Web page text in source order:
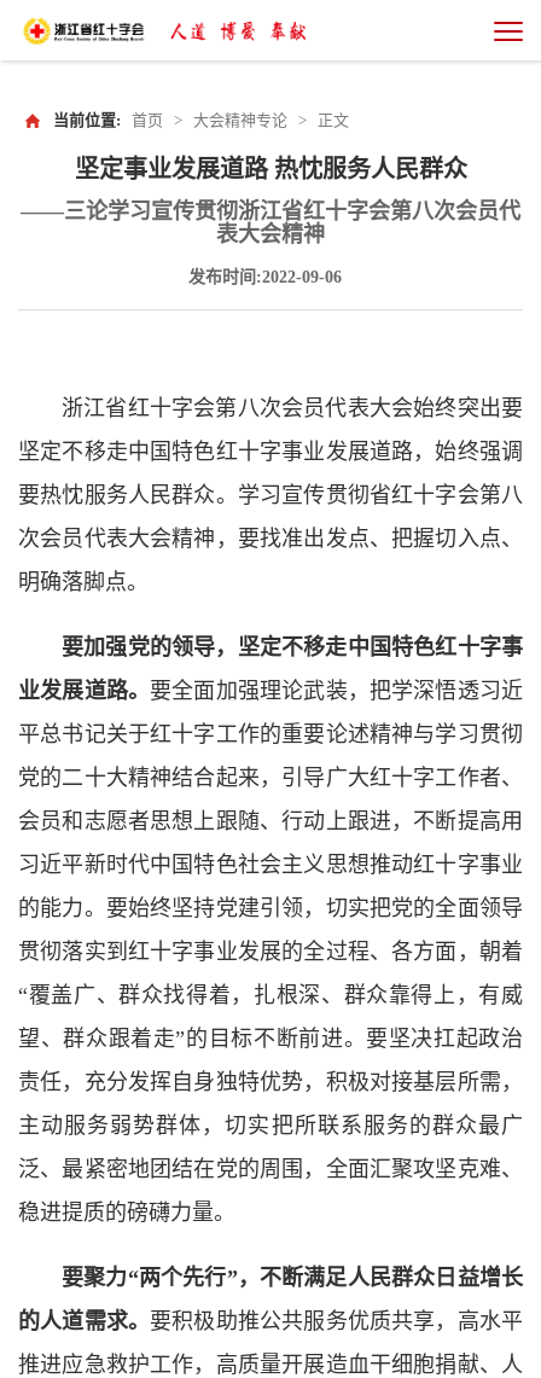
当前位置: 首页 > 大会精神专论 > 正文
坚定事业发展道路 热忱服务人民群众
——三论学习宣传贯彻浙江省红十字会第八次会员代
表大会精神
发布时间:2022-09-06
浙江省红十字会第八次会员代表大会始终突出要
坚定不移走中国特色红十字事业发展道路，始终强调
要热忱服务人民群众。学习宣传贯彻省红十字会第八
次会员代表大会精神，要找准出发点、把握切入点、
明确落脚点。
要加强党的领导，坚定不移走中国特色红十字事
业发展道路。 要全面加强理论武装，把学深悟透习近
平总书记关于红十字工作的重要论述精神与学习贯彻
党的二十大精神结合起来，引导广大红十字工作者、
会员和志愿者思想上跟随、行动上跟进，不断提高用
习近平新时代中国特色社会主义思想推动红十字事业
的能力。要始终坚持党建引领，切实把党的全面领导
贯彻落实到红十字事业发展的全过程、各方面，朝着
“覆盖广、群众找得着，扎根深、群众靠得上，有威
望、群众跟着走”的目标不断前进。要坚决扛起政治
责任，充分发挥自身独特优势，积极对接基层所需，
主动服务弱势群体，切实把所联系服务的群众最广
泛、最紧密地团结在党的周围，全面汇聚攻坚克难、
稳进提质的磅礴力量。
要聚力“两个先行”，不断满足人民群众日益增长
的人道需求。 要积极助推公共服务优质共享，高水平
推进应急救护工作，高质量开展造血干细胞捐献、人